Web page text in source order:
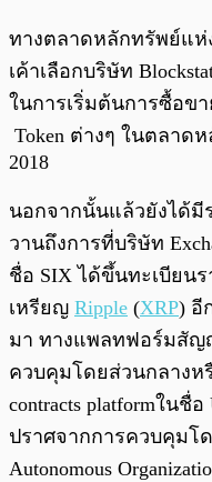
ทางตลาดหลักทรัพย์แห่
เค้าเลือกบริษัท
ในการเริ่มต้นการซื้อข
Token ต่างๆ ในตลาด
2018
นอกจากนั้นแล้วยังได้มีร
วานถึงการที่บริษัท
ชื่อ SIX ได้ขึ้นทะเบียน
เหรียญ Ripple (XRP) อี
มา ทางแพลทฟอร์มสัญ
ควบคุมโดยส่วนกลางหรื
contracts platformในชื่
ปราศจากการควบคุมโด
Autonomous